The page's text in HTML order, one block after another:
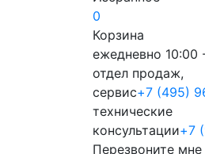
0
Корзина
ежедневно 10:00
отдел продаж,
сервис+7 (495)
технические
консультации+7
Перезвоните мне